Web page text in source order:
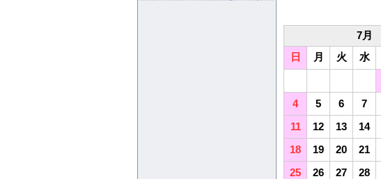
7月
日
月 火 水
4
5 6 7
11
12 13 14
18
19 20 21
25
26 27 28